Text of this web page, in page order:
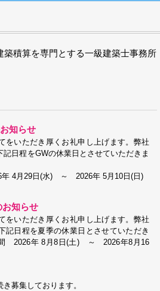
積算を専門とする一級建築士事務所
知らせ
をいただき厚くお礼申し上げます。弊社
日程をGWの休業日とさせていただきま
4月29日(水) ～ 2026年 5月10日(日)
お知らせ
をいただき厚くお礼申し上げます。弊社
記日程を夏季の休業日とさせていただき
間 2026年 8月8日(土) ～ 2026年8月16
募集しております。